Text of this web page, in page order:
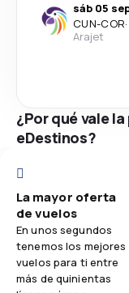
sáb 05
CUN-COR·
Arajet
¿Por qué vale
eDestinos?
La mayor oferta
de vuelos
En unos segundos
tenemos los mejores
vuelos para ti entre
más de quinientas